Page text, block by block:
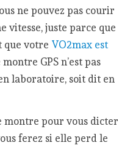
ne pouvez pas courir
vitesse, juste parce que
que votre VO2max est
GPS n’est pas
laboratoire, soit dit en
montre pour vous dicter
ferez si elle perd le